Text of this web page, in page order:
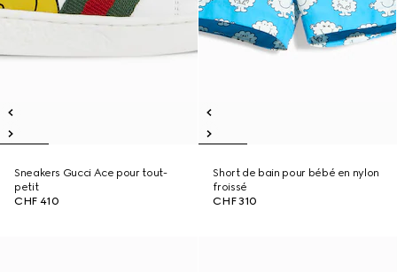
Sneakers Gucci Ace pour tout-
petit
CHF 410
Short de bain pour bébé en nylon
froissé
CHF 310